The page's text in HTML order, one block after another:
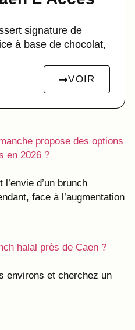
signature de
à base de chocolat,
VOIR
propose des options
en 2026 ?
d’un brunch
face à l’augmentation
halal près de Caen ?
environs et cherchez un